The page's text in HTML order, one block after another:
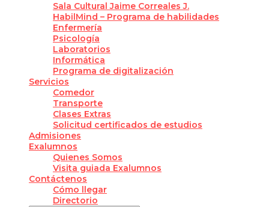
Sala Cultural Jaime Correales J.
HabilMind – Programa de habilidades
Enfermería
Psicología
Laboratorios
Informática
Programa de digitalización
Servicios
Comedor
Transporte
Clases Extras
Solicitud certificados de estudios
Admisiones
Exalumnos
Quienes Somos
Visita guiada Exalumnos
Contáctenos
Cómo llegar
Directorio